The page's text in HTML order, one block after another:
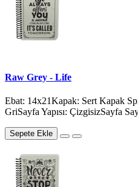
Raw Grey - Life
Ebat: 14x21Kapak: Sert Kapak
GriSayfa Yapısı: ÇizgisizSayfa
Sepete Ekle